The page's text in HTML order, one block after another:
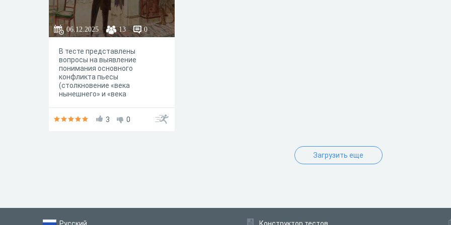
06.12.2025 13 0
В тесте представлены
вопросы на выявление
понимания основного
конфликта пьесы
(столкновение «века
нынешнего» и «века
соотносить реплики с их
3 0
Загрузить еще